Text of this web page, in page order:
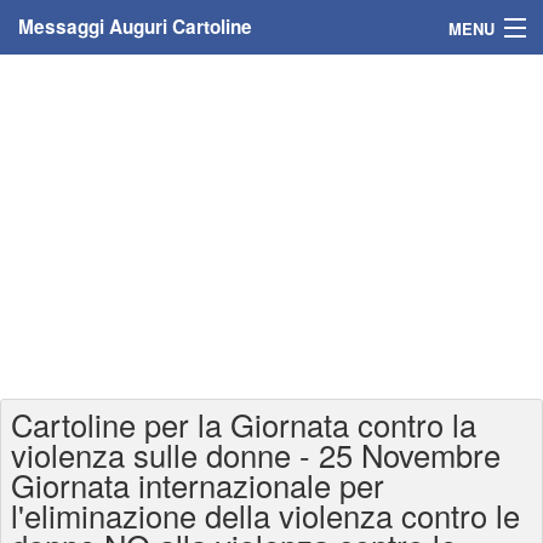
Messaggi Auguri Cartoline MENU
Cartoline auguri anni
Cartoline giorni anno
Cartoline per la Giornata contro la
violenza sulle donne - 25 Novembre
Giornata internazionale per
l'eliminazione della violenza contro le